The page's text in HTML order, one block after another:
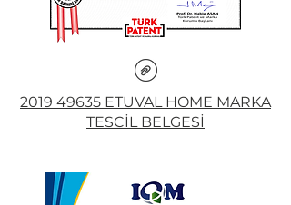
2019 49635 ETUVAL HOME MARKA
TESCİL BELGESİ